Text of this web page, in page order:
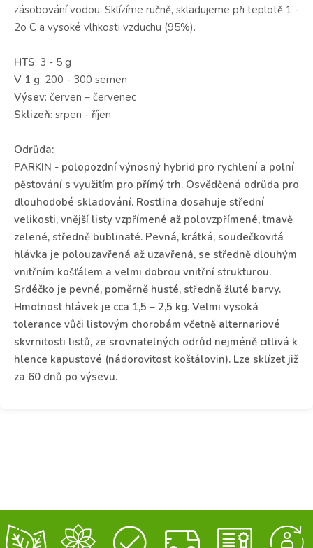
zásobování vodou. Sklízíme ručně, skladujeme při teplotě 1 -
2o C a vysoké vlhkosti vzduchu (95%).
HTS: 3 - 5 g
V 1 g: 200 - 300 semen
Výsev: červen – červenec
Sklizeň: srpen - říjen
Odrůda:
PARKIN - polopozdní výnosný hybrid pro rychlení a polní
pěstování s využitím pro přímý trh. Osvědčená odrůda pro
dlouhodobé skladování. Rostlina dosahuje střední
velikosti, vnější listy vzpřímené až polovzpřímené, tmavě
zelené, středně bublinaté. Pevná, krátká, soudečkovitá
hlávka je polouzavřená až uzavřená, se středně dlouhým
vnitřním košťálem a velmi dobrou vnitřní strukturou.
Srdéčko je pevné, poměrně husté, středně žluté barvy.
Hmotnost hlávek je cca 1,5 – 2,5 kg. Velmi vysoká
tolerance vůči listovým chorobám včetně alternariové
skvrnitosti listů, ze srovnatelných odrůd nejméně citlivá k
hlence kapustové (nádorovitost košťálovin). Lze sklízet již
za 60 dnů po výsevu.